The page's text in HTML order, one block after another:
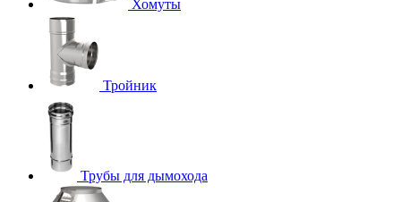
Хомуты
Тройник
Трубы для дымохода